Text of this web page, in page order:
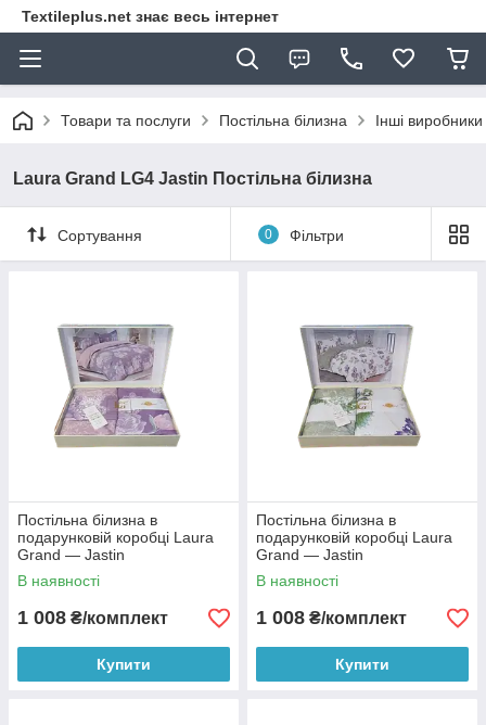
Textileplus.net знає весь інтернет
Товари та послуги Постільна білизна Інші виробники
Laura Grand LG4 Jastin Постільна білизна
Сортування 0 Фільтри
Постільна білизна в
подарунковій коробці Laura
Grand — Jastin
В наявності
1 008 ₴/комплект
Купити
Постільна білизна в
подарунковій коробці Laura
Grand — Jastin
В наявності
1 008 ₴/комплект
Купити